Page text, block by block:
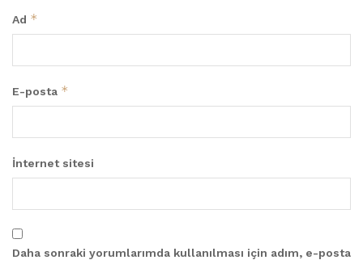
Ad *
E-posta *
İnternet sitesi
Daha sonraki yorumlarımda kullanılması için adım, e-posta